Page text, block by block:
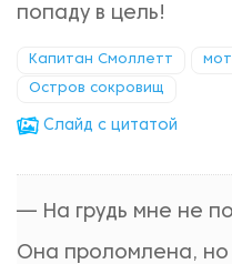
попаду в цель!
Капитан Смоллетт
Остров сокровищ
Cлайд с цитатой
— На грудь мне не
Она проломлена, но